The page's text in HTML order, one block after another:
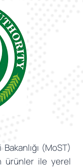
(MoST)
ürünler ile yerel